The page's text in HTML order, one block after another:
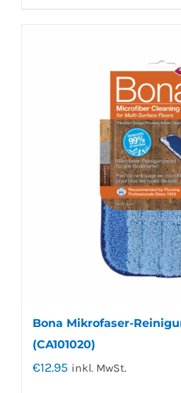
Bona Mikrofaser-
(CA101020)
€12.95 inkl. MwSt.